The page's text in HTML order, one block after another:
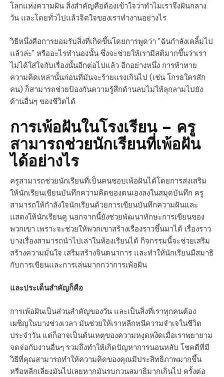
โลกแห่งความฝัน สิ่งสำคัญคือต้องเข้าใจว่าทำไมเราจึงฝันกลาง
วัน และโดยทั่วไปแล้วจิตใจของเราทำงานอย่างไร
วิธีหนึ่งคือการยอมรับสิ่งที่เกิดขึ้นโดยการพูดว่า "ฉันกำลังเคลิ้มไป
แล้วล่ะ" หรืออะไรทำนองนั้น ซึ่งจะช่วยให้เรามีสติมากขึ้นว่าเรา
ไม่ได้ใส่ใจกับเรื่องนั้นอีกต่อไปแล้ว อีกอย่างหนึ่ง การท้าทาย
ความคิดเหล่านั้นก่อนที่มันจะร้ายแรงเกินไป (เช่น โกรธใครสัก
คน) ก็สามารถช่วยป้องกันความรู้สึกด้านลบไม่ให้ลุกลามไปยัง
ด้านอื่นๆ ของชีวิตได้
การเพ้อฝันในโรงเรียน – ครู
สามารถช่วยนักเรียนที่เพ้อฝัน
ได้อย่างไร
ครูสามารถช่วยนักเรียนที่เป็นคนชอบเพ้อฝันได้โดยการส่งเสริม
ให้นักเรียนเขียนบันทึกความคิดของตนเองลงในสมุดบันทึก ครู
สามารถให้กำลังใจนักเรียนด้วยการเขียนบันทึกความฝันและ
แสดงให้นักเรียนดู นอกจากนี้ยังช่วยพัฒนาทักษะการเขียนของ
พวกเขา เพราะจะช่วยให้พวกเขาสร้างเรื่องราวขึ้นมาได้ เรื่องราว
บางเรื่องสามารถนำไปเล่าในห้องเรียนได้ กิจกรรมนี้จะช่วยเสริม
สร้างความมั่นใจ เสริมสร้างจินตนาการ และทำให้นักเรียนมีสมาธิ
กับการเขียนและการเล่นมากกว่าการเพ้อฝัน
และประเด็นสำคัญก็คือ
การเพ้อฝันเป็นส่วนสำคัญของวัน และเป็นสิ่งที่เราทุกคนต้อง
เผชิญในบางช่วงเวลา มันช่วยให้เราหลีกหนีความจำเจในชีวิต
ประจำวัน แต่ก็อาจเป็นต้นเหตุของความหงุดหงิดเมื่อเราพยายาม
จดจ่อกับงานอื่นๆ รวมถึงทำให้เกิดปัญหาการนอนหลับ โชคดีที่มี
วิธีที่คุณสามารถทำให้ความคิดของคุณมีประสิทธิภาพมากขึ้น
หรือหลีกเลี่ยงมันไปเลยหากมันรบกวนสมาธิมากเกินไป ครั้งต่อ